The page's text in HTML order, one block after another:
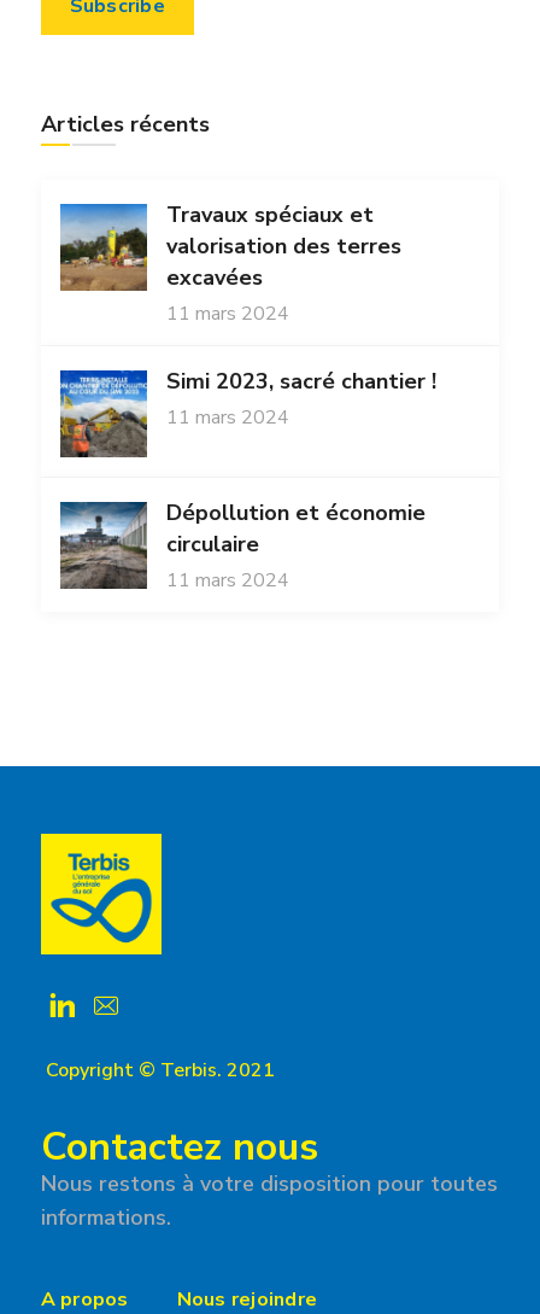
Articles récents
Travaux spéciaux et
valorisation des terres
excavées
11 mars 2024
Simi 2023, sacré chantier !
11 mars 2024
Dépollution et économie
circulaire
11 mars 2024
Copyright © Terbis. 2021
Contactez nous
Nous restons à votre disposition pour toutes
informations.
A propos Nous rejoindre